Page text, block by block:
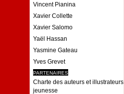
Vincent Pianina
Xavier Collette
Xavier Salomo
Yaël Hassan
Yasmine Gateau
Yves Grevet
PARTENAIRES
Charte des auteurs et illustrateurs
jeunesse